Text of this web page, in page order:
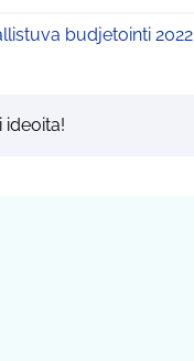
budjetointi 2022
ideoita!